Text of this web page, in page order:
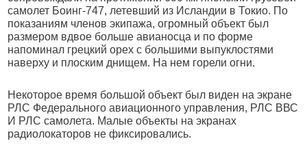
самолет Боинг-747, летевший из Исландии в Токио. По
показаниям членов экипажа, огромный объект был
размером вдвое больше авианосца и по форме
напоминал грецкий орех с большими выпуклостями
наверху и плоским днищем. На нем горели огни.
Некоторое время большой объект был виден на экране
РЛС Федерального авиационного управления, РЛС ВВС
И РЛС самолета. Малые объекты на экранах
радиолокаторов не фиксировались.